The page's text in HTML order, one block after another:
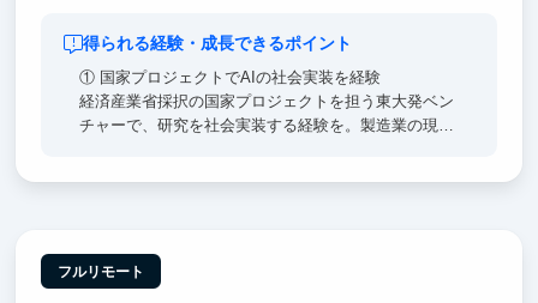
得られる経験・成長できるポイント
① 国家プロジェクトでAIの社会実装を経験
経済産業省採択の国家プロジェクトを担う東大発ベン
チャーで、研究を社会実装する経験を。製造業の現場
業界特化LLMやRAG構築、数理最適化など多彩なテー
マに取り組めます。モデル実装からMLOps基盤の構築
フルリモート